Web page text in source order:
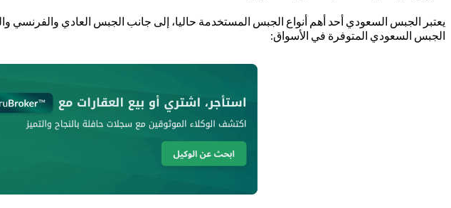
يعتبر الجبس السعودي أحد أهم أنواع الجبس المستخدمة حاليا، إلى جانب الجبس العادي والفرنسي
الجبس السعودي المتوفرة في الأسواق: